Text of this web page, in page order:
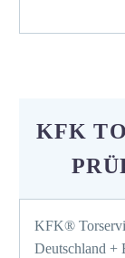
KFK
KFK®
Deutschland +